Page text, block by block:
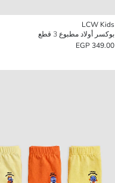
LCW Kids
بوكسر أولاد مطبوع 3 قطع
349.00 EGP